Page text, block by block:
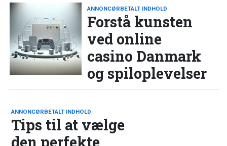
ANNONCØRBETALT INDHOLD
Forstå kunsten
ved online
casino Danmark
og spiloplevelser
ANNONCØRBETALT INDHOLD
Tips til at vælge
den perfekte